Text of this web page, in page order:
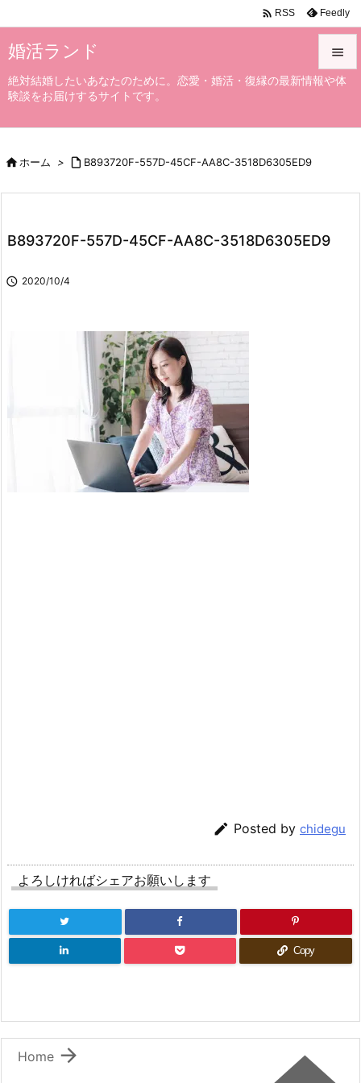
婚活ランド
絶対結婚したいあなたのために。恋愛・婚活・復縁の最新情報や体
験談をお届けするサイトです。




 RSS Feedly
ホーム >  B893720F-557D-45CF-AA8C-3518D6305ED9
B893720F-557D-45CF-AA8C-3518D6305ED9
 2020/10/4
 Posted by chidegu
よろしければシェアお願いします
Copy

Home